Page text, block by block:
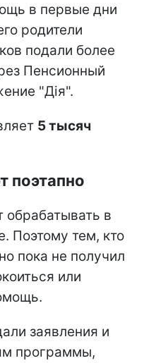
в первые дни
родители
подали более
Пенсионный
"Дія".
5 тысяч
поэтапно
в
Поэтому тем, кто
пока не получил
или
заявления и
программы,